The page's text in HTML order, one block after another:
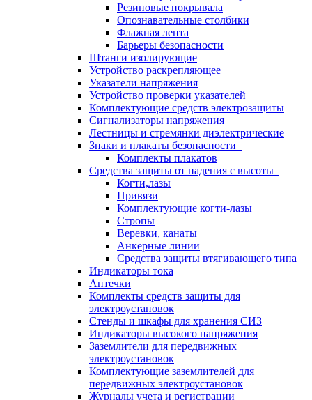
Резиновые покрывала
Опознавательные столбики
Флажная лента
Барьеры безопасности
Штанги изолирующие
Устройство раскрепляющее
Указатели напряжения
Устройство проверки указателей
Комплектующие средств электрозащиты
Сигнализаторы напряжения
Лестницы и стремянки диэлектрические
Знаки и плакаты безопасности
Комплекты плакатов
Средства защиты от падения с высоты
Когти,лазы
Привязи
Комплектующие когти-лазы
Стропы
Веревки, канаты
Анкерные линии
Средства защиты втягивающего типа
Индикаторы тока
Аптечки
Комплекты средств защиты для
электроустановок
Стенды и шкафы для хранения СИЗ
Индикаторы высокого напряжения
Заземлители для передвижных
электроустановок
Комплектующие заземлителей для
передвижных электроустановок
Журналы учета и регистрации